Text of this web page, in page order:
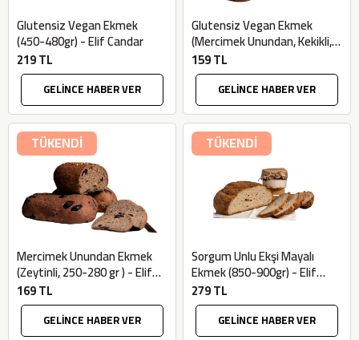
Glutensiz Vegan Ekmek
(450-480gr) - Elif Candar
219 TL
GELİNCE HABER VER
Glutensiz Vegan Ekmek
(Mercimek Unundan, Kekikli,
230-250 gr ) - Elif Candar
159 TL
GELİNCE HABER VER
TÜKENDİ
Mercimek Unundan Ekmek
(Zeytinli, 250-280 gr ) - Elif
Candar
169 TL
GELİNCE HABER VER
TÜKENDİ
Sorgum Unlu Ekşi Mayalı
Ekmek (850-900gr) - Elif
Candar
279 TL
GELİNCE HABER VER